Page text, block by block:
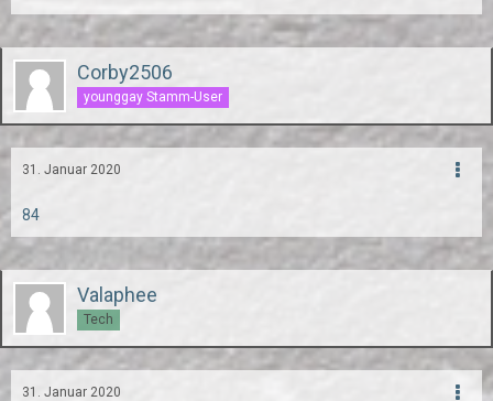
Corby2506
younggay Stamm-User
31. Januar 2020
84
Valaphee
Tech
31. Januar 2020